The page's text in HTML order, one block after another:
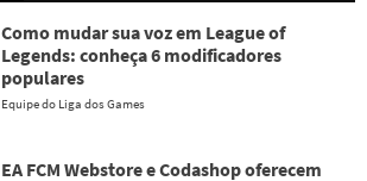
Como mudar sua voz em League of
Legends: conheça 6 modificadores
populares
Equipe do Liga dos Games
EA FCM Webstore e Codashop oferecem